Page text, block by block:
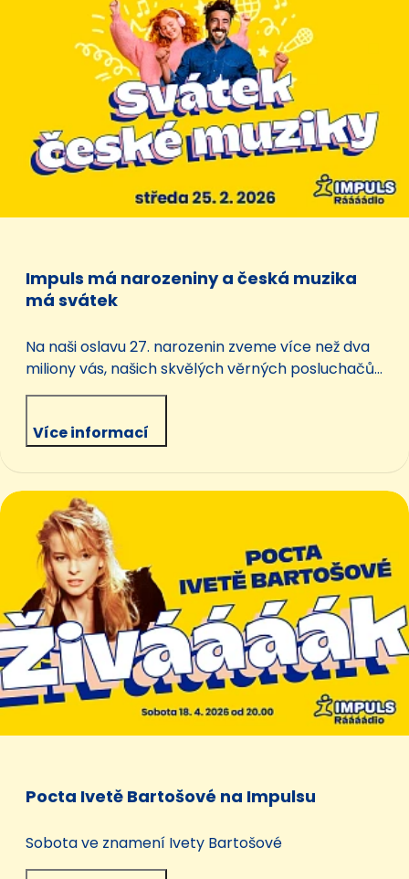
Impuls má narozeniny a česká muzika
má svátek
Na naši oslavu 27. narozenin zveme více než dva
miliony vás, našich skvělých věrných posluchačů.
Stačí, když ve středu 25. února, naladíte Impuls už
Více informací
Pocta Ivetě Bartošové na Impulsu
Sobota ve znamení Ivety Bartošové